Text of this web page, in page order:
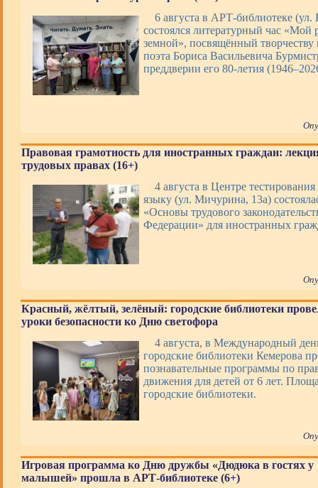
6 августа в АРТ-библиотеке (ул.
состоялся литературный час «Мой
земной», посвящённый творчеству
поэта Бориса Васильевича
преддверии его 80-летия
Правовая грамотность для иностранных граждан:
трудовых правах (16+)
4 августа в Центре
языку (ул. Мичурина, 13а)
«Основы трудового
Федерации» для иностранных
Красный, жёлтый, зелёный: городские библиотеки
уроки безопасности ко Дню светофора
4 августа, в Международный
городские библиотеки Кемерова
познавательные программы по
движения для детей от 6 лет.
городские библиотеки.
Игровая программа ко Дню дружбы «Дюдюка в гостях у
малышей» прошла в АРТ-библиотеке (6+)